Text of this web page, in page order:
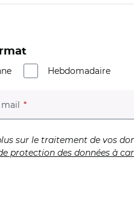
Hebdomadaire
mail (champ obligatoire)
sur le traitement de vos
protection des données à